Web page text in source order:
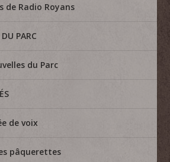
de Radio Royans
PARC
du Parc
de voix
pâquerettes